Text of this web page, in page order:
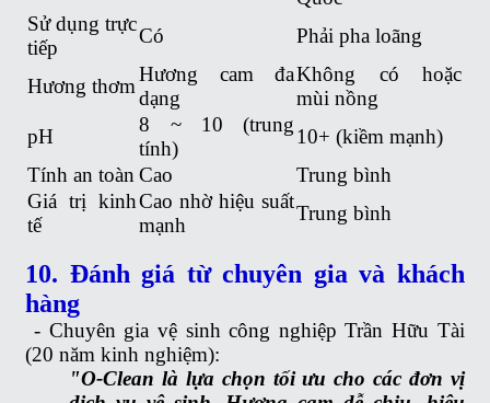
Sử dụng trực
tiếp
Có Phải pha loãng
Hương thơm
Hương cam đa
dạng
Không có hoặc
mùi nồng
pH
8 ~ 10 (trung
tính)
10+ (kiềm mạnh)
Tính an toàn Cao
Trung bình
Giá trị kinh
tế
Cao nhờ hiệu suất
mạnh
Trung bình
10. Đánh giá từ chuyên gia và khách
hàng
- Chuyên gia vệ sinh công nghiệp Trần Hữu Tài
(20 năm kinh nghiệm):
"O-Clean là lựa chọn tối ưu cho các đơn vị